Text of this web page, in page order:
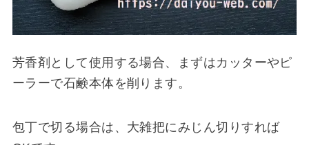
芳香剤として使用する場合、まずはカッターやピ
ーラーで石鹸本体を削ります。
包丁で切る場合は、大雑把にみじん切りすれば